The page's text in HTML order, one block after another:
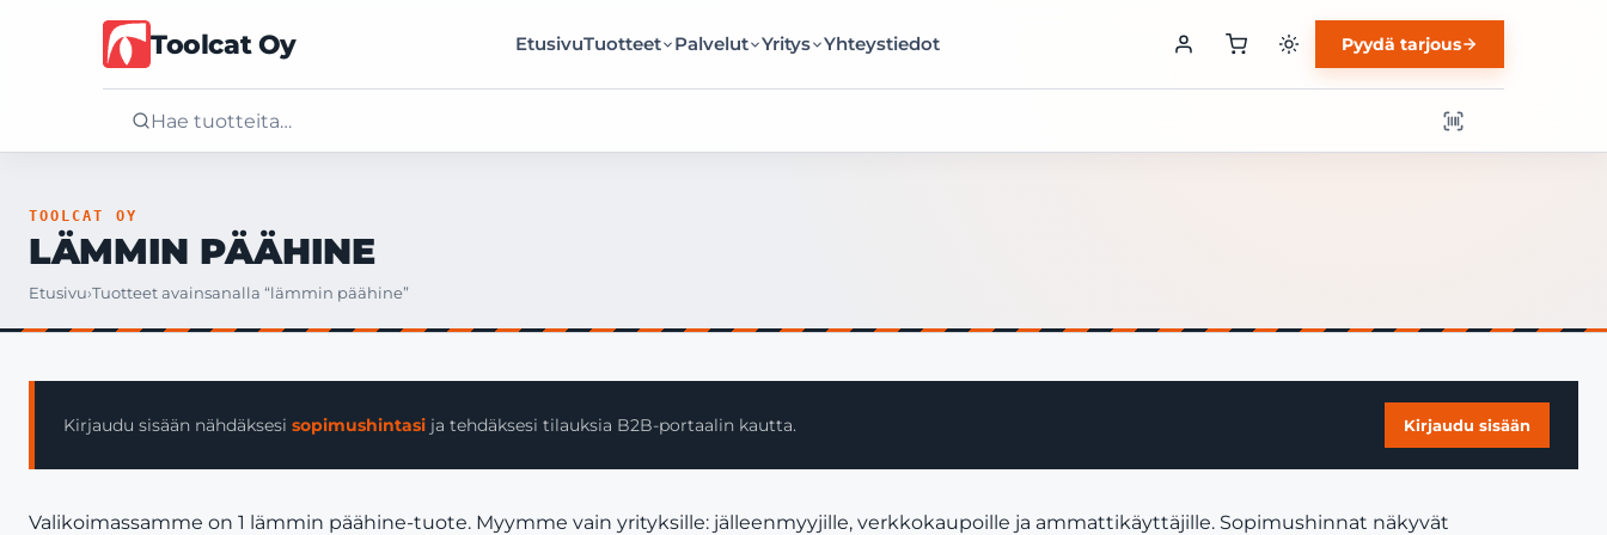
Toolcat Oy EtusivuTuotteet Palvelut Yritys Yhteystiedot Pyydä tarjous
Tuotteet
Yritys
TOOLCAT OY
LÄMMIN PÄÄHINE
Etusivu›Tuotteet avainsanalla “lämmin päähine”
Kirjaudu sisään nähdäksesi sopimushintasi ja tehdäksesi tilauksia B2B-portaalin kautta. Kirjaudu sisään
Valikoimassamme on 1 lämmin päähine-tuote. Myymme vain yrityksille: jälleenmyyjille, verkkokaupoille ja ammattikäyttäjille. Sopimushinnat näkyvät